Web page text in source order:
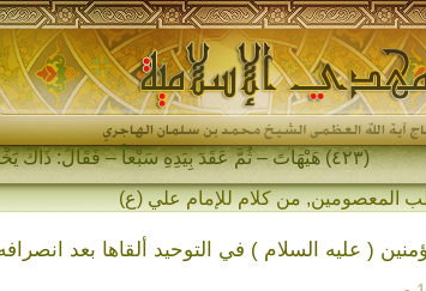
(٤٢٣) هَيْهَاتَ – ثُمَّ عَقَدَ بِيَدِهِ سَبْعاً – فَقَالَ: ذَاكَ يَخْرُجُ فِي آخِرِ الزَّمَانِ…
المعصومين,من كلام للإمام علي (ع)
( عليه السلام ) في التوحيد ألقاها بعد